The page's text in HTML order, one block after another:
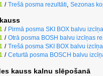
/ Trešā posma rezultāti Sezonas
/ Pirmā posma SKI BOX balvu
/ Otrā posma BOSH balvu izcīņas
/ Trešā posma SKI BOX balvu
/ Ceturtā posma BOSCH balvu
kauss kalnu slēpošanā